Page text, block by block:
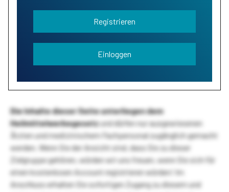
Registrieren
Einloggen
Die Inhalte dieser Seite unterliegen dem
Heilmittelwerbegesetzund dürfen nur ausgewiesenen
Ärzten und medizinischem Fachpersonal zugänglich gemacht
werden. Wenn Sie der Ansicht sind, dass Sie zu dieser
Zielgruppe gehören, würden wir uns freuen, wenn Sie sich für
einen kostenlosen Account registrieren würden! Im
Anschluss erhalten Sie sofortigen Zugang zu diesem und